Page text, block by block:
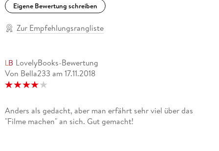
Eigene Bewertung schreiben
Zur Empfehlungsrangliste
LovelyBooks-Bewertung
Von Bella233 am 17.11.2018
Anders als gedacht, aber man erfährt sehr viel über das
"Filme machen" an sich. Gut gemacht!